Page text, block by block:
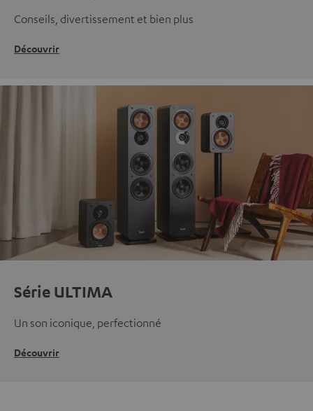
Conseils, divertissement et bien plus
Découvrir
Série ULTIMA
Un son iconique, perfectionné
Découvrir